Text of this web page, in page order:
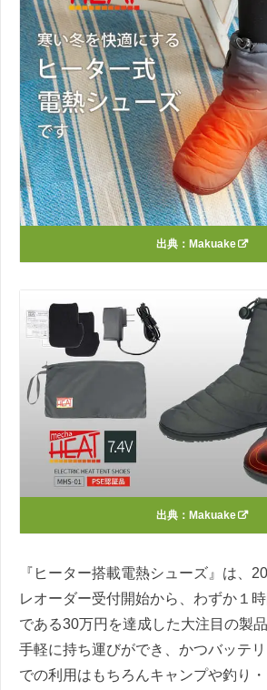
出典： Makuake
出典： Makuake
『ヒーター搭載電熱シューズ』は、
レオーダー受付開始から、わずか１
である30万円を達成した大注目の製品
手軽に持ち運びができ、かつバッテ
での利用はもちろんキャンプや釣り